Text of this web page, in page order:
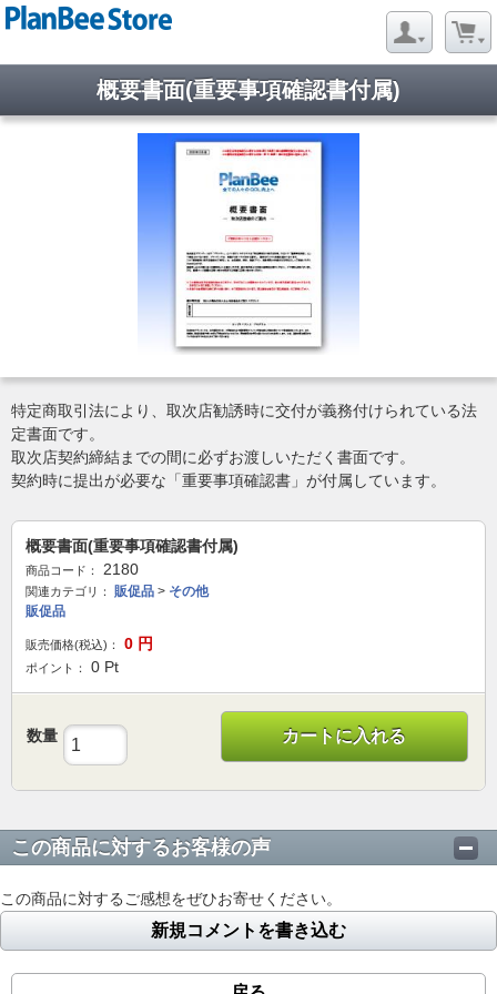
概要書面(重要事項確認書付属)
特定商取引法により、取次店勧誘時に交付が義務付けられている法
定書面です。
取次店契約締結までの間に必ずお渡しいただく書面です。
契約時に提出が必要な「重要事項確認書」が付属しています。
概要書面(重要事項確認書付属)
商品コード： 2180
関連カテゴリ： 販促品 > その他
販促品
販売価格(税込)： 0 円
ポイント： 0 Pt
数量 カートに入れる
この商品に対するお客様の声
この商品に対するご感想をぜひお寄せください。
新規コメントを書き込む